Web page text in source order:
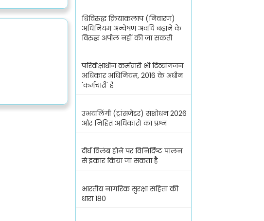
धिविरुद्ध क्रियाकलाप (निवारण)
अधिनियम अन्वेषण अवधि बढ़ाने के
विरुद्ध अपील नहीं की जा सकती
परिवीक्षाधीन कर्मचारी भी दिव्यांगजन
अधिकार अधिनियम, 2016 के अधीन
'कर्मचारी' है
उभयलिंगी (ट्रांसजेंडर) संशोधन 2026
और निहित अधिकारों का प्रश्न
दीर्घ विलंब होने पर विनिर्दिष्ट पालन
से इंकार किया जा सकता है
भारतीय नागरिक सुरक्षा संहिता की
धारा 180